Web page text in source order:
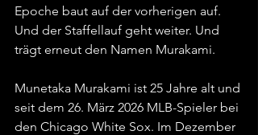
Epoche baut auf der vorherigen auf.
Und der Staffellauf geht weiter. Und
trägt erneut den Namen Murakami.
Munetaka Murakami ist 25 Jahre alt und
seit dem 26. März 2026 MLB-Spieler bei
den Chicago White Sox. Im Dezember